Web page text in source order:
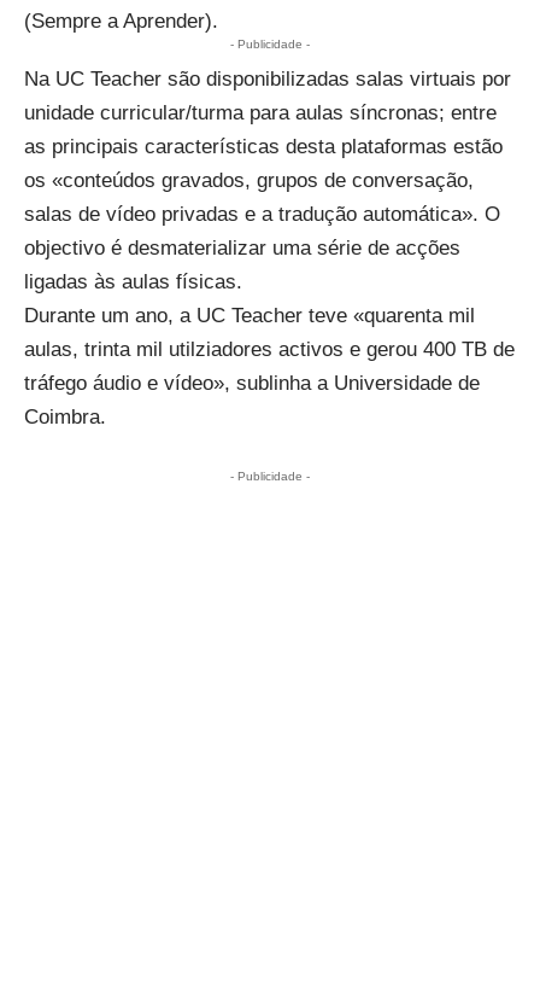
(Sempre a Aprender).
- Publicidade -
Na UC Teacher são disponibilizadas salas virtuais por
unidade curricular/turma para aulas síncronas; entre
as principais características desta plataformas estão
os «conteúdos gravados, grupos de conversação,
salas de vídeo privadas e a tradução automática». O
objectivo é desmaterializar uma série de acções
ligadas às aulas físicas.
Durante um ano, a UC Teacher teve «quarenta mil
aulas, trinta mil utilziadores activos e gerou 400 TB de
tráfego áudio e vídeo», sublinha a Universidade de
Coimbra.
- Publicidade -